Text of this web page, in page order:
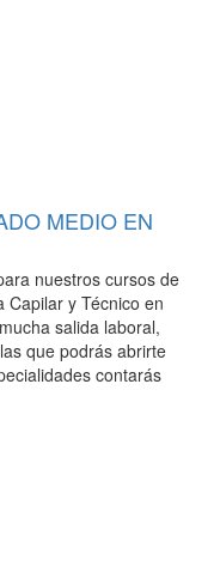
MEDIO EN
nuestros cursos de
Capilar y Técnico en
salida laboral,
que podrás abrirte
contarás